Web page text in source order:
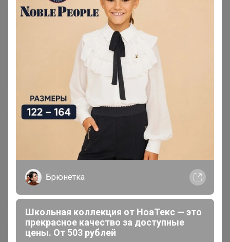
Если ваш заказ в корзине имеет статус "включено в
счёт", вам необходимо связаться с продавцом.
Напишите ему в теме выкупа или оставьте
комментарий к заказу с просьбой изменить пункт
выдачи. Так продавец будет точно понимать, о каком
Найти продавца также вы можете в разделе
"Наша
команда"или в шапке вашего заказа кнопка
"написать".
Брюнетка
Школьная коллекция от НоаТекс — это
прекрасное качество за доступные
цены. От 503 рублей